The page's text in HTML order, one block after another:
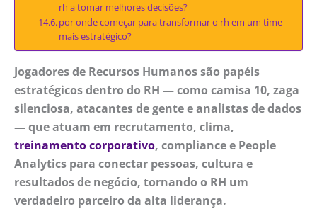
rh a tomar melhores decisões?
por onde começar para transformar o rh em um time
mais estratégico?
Jogadores de Recursos Humanos são papéis
estratégicos dentro do RH — como camisa 10, zaga
silenciosa, atacantes de gente e analistas de dados
— que atuam em recrutamento, clima,
treinamento corporativo, compliance e People
Analytics para conectar pessoas, cultura e
resultados de negócio, tornando o RH um
verdadeiro parceiro da alta liderança.